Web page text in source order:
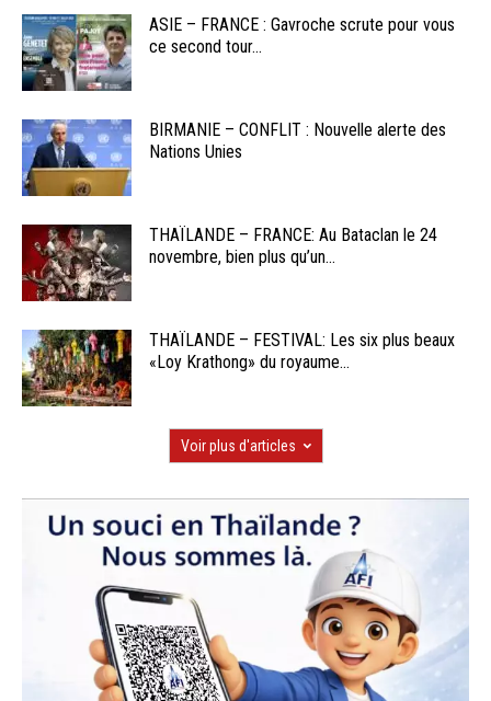
ASIE – FRANCE : Gavroche scrute pour vous
ce second tour...
BIRMANIE – CONFLIT : Nouvelle alerte des
Nations Unies
THAÏLANDE – FRANCE: Au Bataclan le 24
novembre, bien plus qu’un...
THAÏLANDE – FESTIVAL: Les six plus beaux
«Loy Krathong» du royaume...
Voir plus d'articles